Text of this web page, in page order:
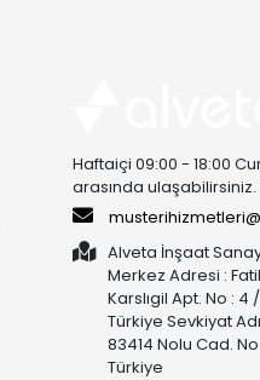
Haftaiçi 09:00 - 18:00
arasında ulaşabilirsiniz.
Alveta İnşaat
Merkez Adresi :
Karslıgil Apt. No :
Türkiye Sevkiyat
83414 Nolu Cad.
Türkiye